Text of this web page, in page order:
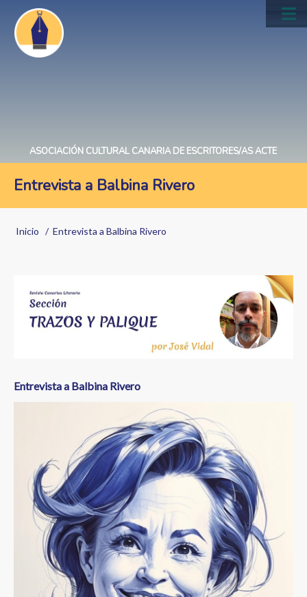
Pasar
contenido
principal
ASOCIACIÓN CULTURAL CANARIA DE ESCRITORES/AS ACTE
Entrevista a Balbina Rivero
Sobrescribir
ayuda
a
la
Inicio Entrevista a Balbina Rivero
Entrevista a Balbina Rivero